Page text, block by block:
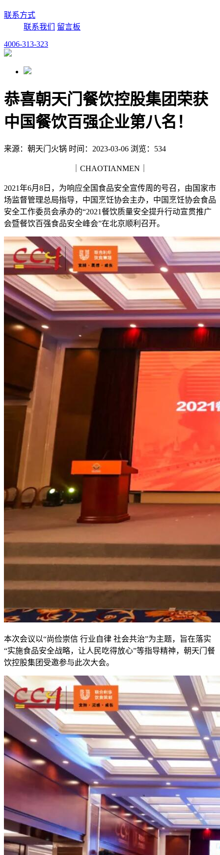
联系方式
联系我们
留言板
4006-313-323
恭喜朝天门餐饮控股集团荣获
中国餐饮百强企业第八名！
来源：朝天门火锅 时间：2023-03-06 浏览：534
｜CHAOTIANMEN｜
2021年6月8日，为响应全国食品安全宣传周的号召，由国家市
场监督管理总局指导，中国烹饪协会主办，中国烹饪协会食品
安全工作委员会承办的“2021餐饮质量安全提升行动宣贯推广
会暨餐饮百强食品安全峰会”在北京顺利召开。
本次会议以“尚俭崇信 行业自律 社会共治”为主题，旨在落实
“实施食品安全战略，让人民吃得放心”等指导精神，朝天门餐
饮控股集团受邀参与此次大会。